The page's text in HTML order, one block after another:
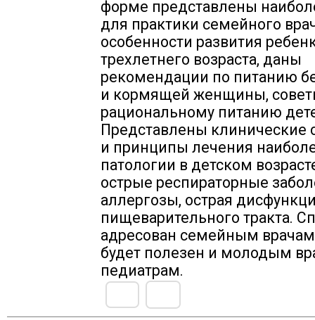
форме представлены
для практики семейного
особенности развития
трехлетнего возраста, даны
рекомендации по питанию
и кормящей женщины,
рациональному питанию
Представлены
и принципы лечения
патологии в детском
острые респираторные
аллергозы, острая
пищеварительного тракта.
адресован семейным
будет полезен и молодым
педиатрам.